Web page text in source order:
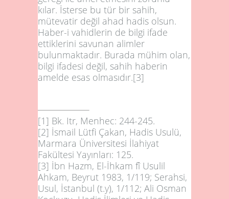
kılar. İsterse bu tür bir sahih,
mütevatir değil ahad hadis olsun.
Haber-i vahidlerin de bilgi ifade
ettiklerini savunan alimler
bulunmaktadır. Burada mühim olan,
bilgi ifadesi değil, sahih haberin
amelde esas olmasıdır.[3]
[1] Bk. Itr, Menhec: 244-245.
[2] İsmail Lütfi Çakan, Hadis Usulü,
Marmara Üniversitesi İlahiyat
Fakültesi Yayınları: 125.
[3] İbn Hazm, El-İhkam fî Usulil
Ahkam, Beyrut 1983, 1/119; Serahsi,
Usul, İstanbul (t.y), 1/112; Ali Osman